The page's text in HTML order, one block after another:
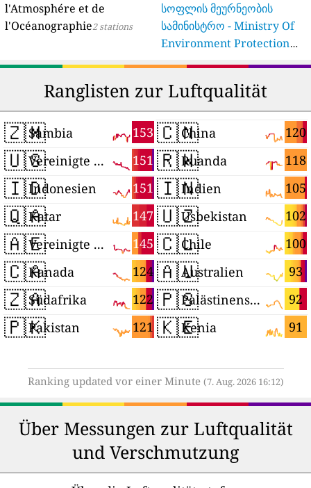
l'Atmosphére et de
l'Océanographie2 stations
სოფლის მეურნეობის
სამინისტრო - Ministry Of
Environment Protection
Ranglisten zur Luftqualität
🇿🇲 153
Sambia
🇺🇸 151
Vereinigte Staaten
🇮🇩 151
Indonesien
🇶🇦 147
Katar
🇦🇪 145
Vereinigte Arabische Emirate
🇨🇦 124
Kanada
🇿🇦 122
Südafrika
🇵🇰 121
Pakistan
🇨🇳 120
China
🇷🇼 118
Ruanda
🇮🇳 105
Indien
🇺🇿 102
Usbekistan
🇨🇱 100
Chile
🇦🇺 93
Australien
🇵🇸 92
Palästinensische Autonomiegebiete
🇰🇪 91
Kenia
Ranking updated vor einer Minute (7. Aug. 2026 16:12)
Über Messungen zur Luftqualität
und Verschmutzung